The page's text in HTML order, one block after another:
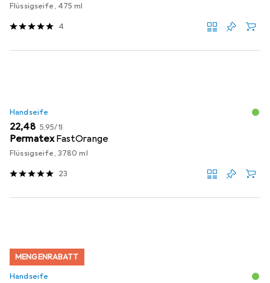
Flüssigseife, 475 ml
4
Handseife
EUR
22,48 EUR
5,95/1l
PermatexFastOrange
Flüssigseife, 3780 ml
23
MENGENRABATT
Handseife